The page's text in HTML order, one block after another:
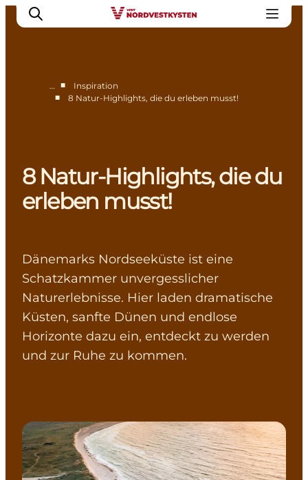
Unterkunft
Mach deine Urlaubsplanung
… ■
Inspiration
■
8 Natur-Highlights, die du erleben musst!
8 Natur-Highlights, die du
erleben musst!
Dänemarks Nordseeküste ist eine
Schatzkammer unvergesslicher
Naturerlebnisse. Hier laden dramatische
Küsten, sanfte Dünen und endlose
Horizonte dazu ein, entdeckt zu werden
und zur Ruhe zu kommen.